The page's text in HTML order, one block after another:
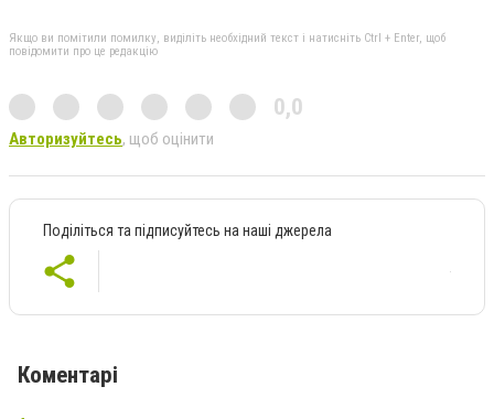
Якщо ви помітили помилку, виділіть необхідний текст і натисніть Ctrl + Enter, щоб
повідомити про це редакцію
0,0
Авторизуйтесь, щоб оцінити
Поділіться та підписуйтесь на наші джерела
Коментарі